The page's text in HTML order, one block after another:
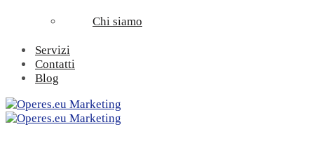
Chi siamo
Servizi
Contatti
Blog